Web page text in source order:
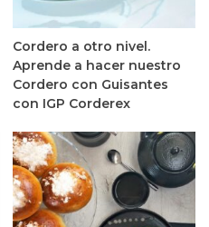
Cordero a otro nivel.
Aprende a hacer nuestro
Cordero con Guisantes
con IGP Corderex